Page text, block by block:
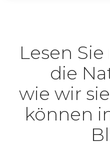
Lesen
die
wie wir
können